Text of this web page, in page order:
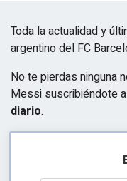
Toda la actualidad y
argentino del FC
No te pierdas ninguna
Messi suscribiéndote
diario.